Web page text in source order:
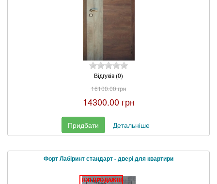
Відгуків (0)
16100.00 грн
14300.00 грн
Придбати Детальніше
Форт Лабіринт стандарт - двері для квартири